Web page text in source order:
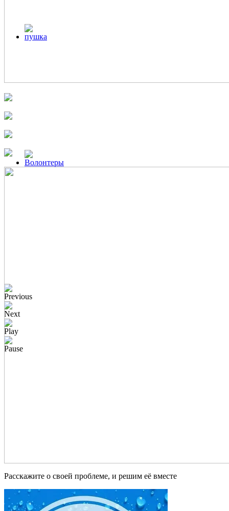
Расскажите о своей проблеме, и решим её вместе